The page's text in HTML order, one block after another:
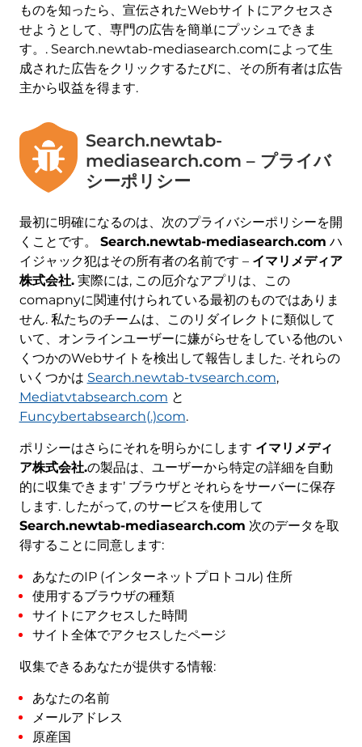
ものを知ったら、宣伝されたWebサイトにアクセスさ
せようとして、専門の広告を簡単にプッシュできま
す。. Search.newtab-mediasearch.comによって生
成された広告をクリックするたびに、その所有者は広告
主から収益を得ます.
Search.newtab-
mediasearch.com – プライバ
シーポリシー
最初に明確になるのは、次のプライバシーポリシーを開
くことです。 Search.newtab-mediasearch.com ハ
イジャック犯はその所有者の名前です – イマリメディア
株式会社.実際には, この厄介なアプリは、この
comapnyに関連付けられている最初のものではありま
せん. 私たちのチームは、このリダイレクトに類似して
いて、オンラインユーザーに嫌がらせをしている他のい
くつかのWebサイトを検出して報告しました. それらの
いくつかは Search.newtab-tvsearch.com,
Mediatvtabsearch.com と
Funcybertabsearch(.)com.
ポリシーはさらにそれを明らかにします イマリメディ
ア株式会社.の製品は、ユーザーから特定の詳細を自動
的に収集できます’ ブラウザとそれらをサーバーに保存
します. したがって, のサービスを使用して
Search.newtab-mediasearch.com 次のデータを取
得することに同意します:
あなたのIP (インターネットプロトコル) 住所
使用するブラウザの種類
サイトにアクセスした時間
サイト全体でアクセスしたページ
収集できるあなたが提供する情報:
あなたの名前
メールアドレス
原産国